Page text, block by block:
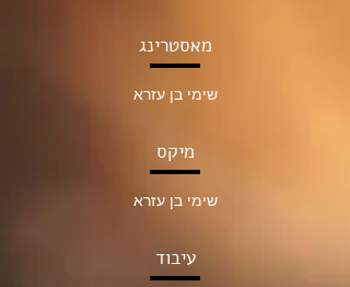
מאסטרינג
שימי בן עזרא
מיקס
שימי בן עזרא
עיבוד